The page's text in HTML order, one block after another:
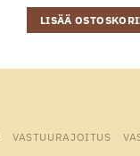
LISÄÄ
VASTUURAJOITUS